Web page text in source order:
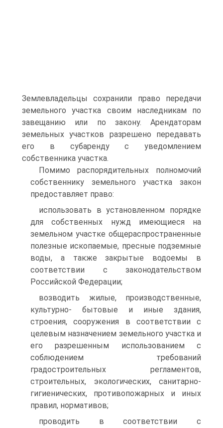
Землевладельцы сохранили право передачи
земельного участка своим наследникам по
завещанию или по закону. Арендаторам
земельных участков разрешено передавать
его в субаренду с уведомлением
собственника участка.
Помимо распорядительных полномочий
собственнику земельного участка закон
предоставляет право:
использовать в установленном порядке
для собственных нужд имеющиеся на
земельном участке общераспространенные
полезные ископаемые, пресные подземные
воды, а также закрытые водоемы в
соответствии с законодательством
Российской Федерации;
возводить жилые, производственные,
культурно- бытовые и иные здания,
строения, сооружения в соответствии с
целевым назначением земельного участка и
его разрешенным использованием с
соблюдением требований
градостроительных регламентов,
строительных, экологических, санитарно-
гигиенических, противопожарных и иных
правил, нормативов;
проводить в соответствии с